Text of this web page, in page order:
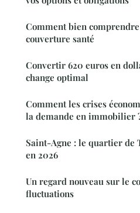
Comment bien
couverture santé
Convertir 620 euros en
change optimal
Comment les crises
la demande en immobilier
Saint-Agne : le quartier de
en 2026
Un regard nouveau sur le
fluctuations